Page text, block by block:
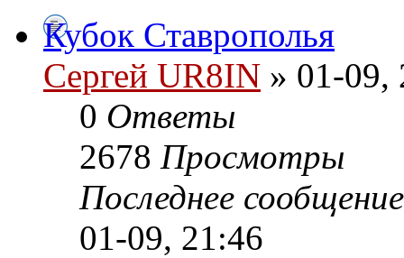
Кубок Ставрополья
Сергей UR8IN » 01-09,
0 Ответы
2678 Просмотры
Последнее
01-09, 21:46